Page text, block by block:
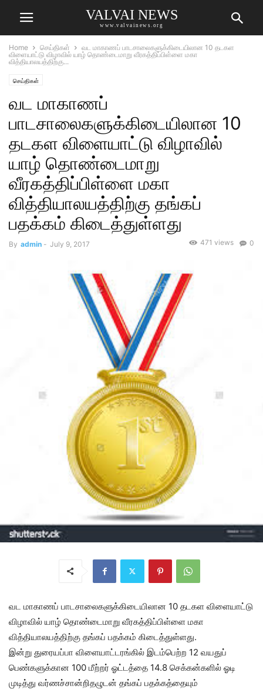
VALVAI NEWS
www.valvainews.org
Home செய்திகள்
வட மாகாணப் பாடசாலைகளுக்கிடையிலான 10 தடகள
விளையாட்டு விழாவில் யாழ் தொண்டைமாறு வீரகத்திப்பிள்ளை மகா
வித்தியாலயத்திற்கு...
செய்திகள்
வட மாகாணப்
பாடசாலைகளுக்கிடையிலான 10
தடகள விளையாட்டு விழாவில்
யாழ் தொண்டைமாறு
வீரகத்திப்பிள்ளை மகா
வித்தியாலயத்திற்கு தங்கப்
பதக்கம் கிடைத்துள்ளது
By admin - July 9, 2017 0
471 views
வட மாகாணப் பாடசாலைகளுக்கிடையிலான 10 தடகள விளையாட்டு
விழாவில் யாழ் தொண்டைமாறு வீரகத்திப்பிள்ளை மகா
வித்தியாலயத்திற்கு தங்கப் பதக்கம் கிடைத்துள்ளது.
இன்று துரையப்பா விளையாட்டரங்கில் இடம்பெற்ற 12 வயதுப்
பெண்களுக்கான 100 மீற்றர் ஓட்டத்தை 14.8 செக்கன்களில் ஓடி
முடித்து வர்ணச்சான்றிதழுடன் தங்கப் பதக்கத்தையும்